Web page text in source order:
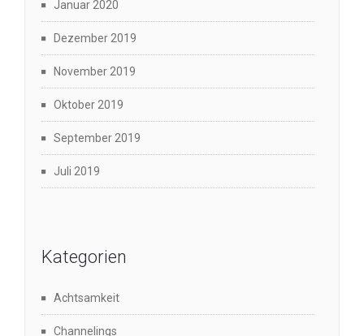
Januar 2020
Dezember 2019
November 2019
Oktober 2019
September 2019
Juli 2019
Kategorien
Achtsamkeit
Channelings